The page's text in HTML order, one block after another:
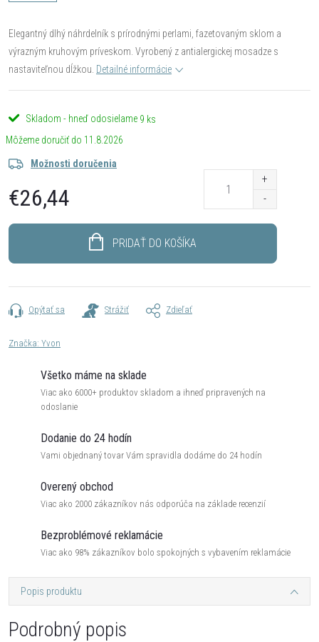
Elegantný dlhý náhrdelník s prírodnými perlami, fazetovaným sklom a
výrazným kruhovým príveskom. Vyrobený z antialergickej mosadze s
nastaviteľnou dĺžkou. Detailné informácie
Skladom - hneď odosielame 9 ks
11.8.2026
Možnosti doručenia
€26,44
PRIDAŤ DO KOŠÍKA
Opýtať sa Strážiť Zdieľať
Značka: Yvon
Všetko máme na sklade
Viac ako 6000+ produktov skladom a ihneď pripravených na
odoslanie
Dodanie do 24 hodín
Vami objednaný tovar Vám spravidla dodáme do 24 hodín
Overený obchod
Viac ako 2000 zákazníkov nás odporúča na základe recenzií
Bezproblémové reklamácie
Viac ako 98% zákazníkov bolo spokojných s vybavením reklamácie
Popis produktu
Podrobný popis